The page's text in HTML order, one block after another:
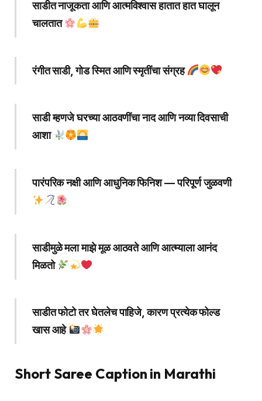
साडीत नाजूकता आणि आत्मविश्वास हातात हात घालून
चालतात
रंगीत साडी, गोड स्मित आणि स्मृतींचा संग्रह
साडी म्हणजे घरच्या आठवणींचा नाद आणि नव्या दिवसाची
आशा
पारंपरिक नक्षी आणि आधुनिक फिनिश — परिपूर्ण जुळवणी
साडीमुळे मला माझे मूळ आठवते आणि आत्म्याला आनंद
मिळतो
साडीत फोटो तर घेतलेच पाहिजे, कारण प्रत्येक फोल्ड
खास आहे
Short Saree Caption in Marathi